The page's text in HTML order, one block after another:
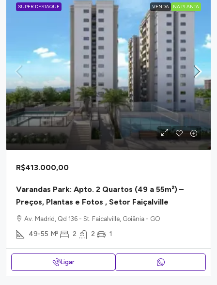
SUPER DESTAQUE VENDA NA PLANTA
R$413.000,00
Varandas Park: Apto. 2 Quartos (49 a 55m²) –
Preços, Plantas e Fotos , Setor Faiçalville
Av. Madrid, Qd 136 - St. Faicalville, Goiânia - GO
49-55 M² 2 2 1
Ligar